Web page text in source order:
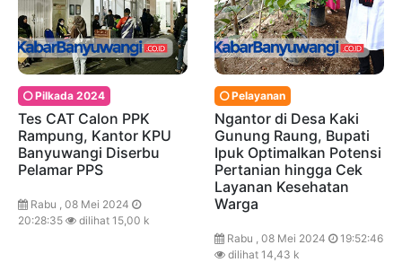
Pilkada 2024
Tes CAT Calon PPK
Rampung, Kantor KPU
Banyuwangi Diserbu
Pelamar PPS
Rabu , 08 Mei 2024
20:28:35
dilihat 15,00 k
Pelayanan
Ngantor di Desa Kaki
Gunung Raung, Bupati
Ipuk Optimalkan Potensi
Pertanian hingga Cek
Layanan Kesehatan
Warga
Rabu , 08 Mei 2024
19:52:46
dilihat 14,43 k